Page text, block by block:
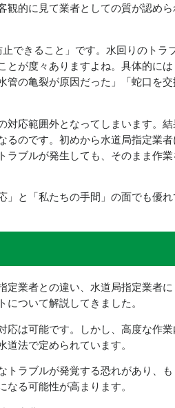
観的に見て業者としての質が認め
できること」です。水回りのトラ
が度々ありますよね。具体的には
管の亀裂が原因だった」「蛇口を
対応範囲外となってしまいます。
るのです。初めから水道局指定業
ラブルが発生しても、そのまま作
と「私たちの手間」の面でも優れ
定業者との違い、水道局指定業者
ついて解説してきました。
応は可能です。しかし、高度な作
法で定められています。
トラブルが発覚する恐れがあり、
る可能性が高まります。